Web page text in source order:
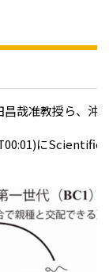
哉准教授ら、沖
にScientific